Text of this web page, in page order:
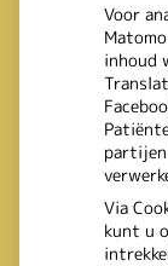
Voor
inhoud
partijen
Via
kunt u